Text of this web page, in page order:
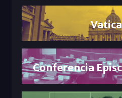
Conferencia